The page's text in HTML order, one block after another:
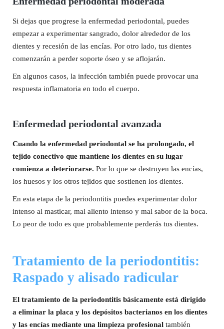
Si dejas que progrese la enfermedad periodontal, puedes
empezar a experimentar sangrado, dolor alrededor de los
dientes y recesión de las encías. Por otro lado, tus dientes
comenzarán a perder soporte óseo y se aflojarán.
En algunos casos, la infección también puede provocar una
respuesta inflamatoria en todo el cuerpo.
Enfermedad periodontal avanzada
Cuando la enfermedad periodontal se ha prolongado, el
tejido conectivo que mantiene los dientes en su lugar
comienza a deteriorarse. Por lo que se destruyen las encías,
los huesos y los otros tejidos que sostienen los dientes.
En esta etapa de la periodontitis puedes experimentar dolor
intenso al masticar, mal aliento intenso y mal sabor de la boca.
Lo peor de todo es que probablemente perderás tus dientes.
Tratamiento de la periodontitis:
Raspado y alisado radicular
El tratamiento de la periodontitis básicamente está dirigido
a eliminar la placa y los depósitos bacterianos en los dientes
y las encías mediante una limpieza profesional también